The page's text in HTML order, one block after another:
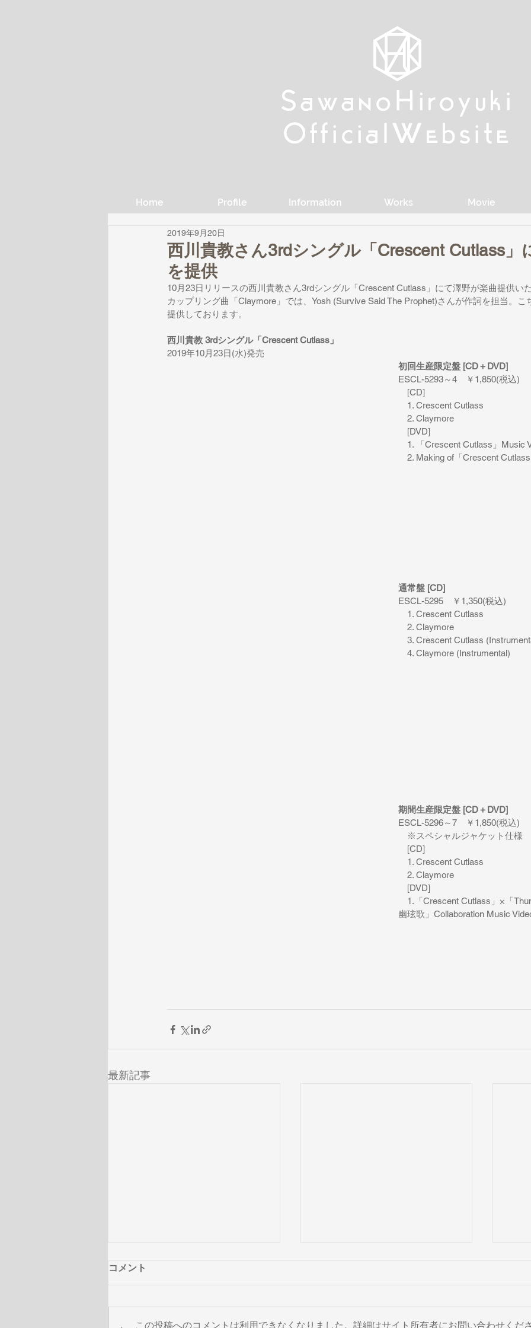
Sa wanoHiroyuki
Official W ebsite
Home Profile Information Works Movie
Sa wanoHiroyuki
Official W ebsite
西川貴教さん3rdシングル「Crescent Cutlass」
を提供
2019年9月20日
10月23日リリースの西川貴教さん3rdシングル「Crescent Cutlass」にて澤野が楽曲提供い
カップリング曲「Claymore」では、Yosh (Survive Said The Prophet)さんが作詞を担当。こ
提供しております。
西川貴教 3rdシングル「Crescent Cutlass」
2019年10月23日(水)発売
初回生産限定盤 [CD＋DVD]
ESCL-5293～4　￥1,850(税込)
[CD]
1. Crescent Cutlass
2. Claymore
[DVD]
1. 「Crescent Cutlass」Music
2. Making of「Crescent
通常盤 [CD]
ESCL-5295　￥1,350(税込)
1. Crescent Cutlass
2. Claymore
3. Crescent Cutlass
4. Claymore (Instrumental)
期間生産限定盤 [CD＋DVD]
ESCL-5296～7　￥1,850(税込)
※スペシャルジャケット仕様
[CD]
1. Crescent Cutlass
2. Claymore
[DVD]
1.「Crescent Cutlass」×「
幽玹歌」Collaboration Music
最新記事
コメント
この投稿へのコメントは利用できなくなりました。詳細はサイト所有者にお問い合わせくだ